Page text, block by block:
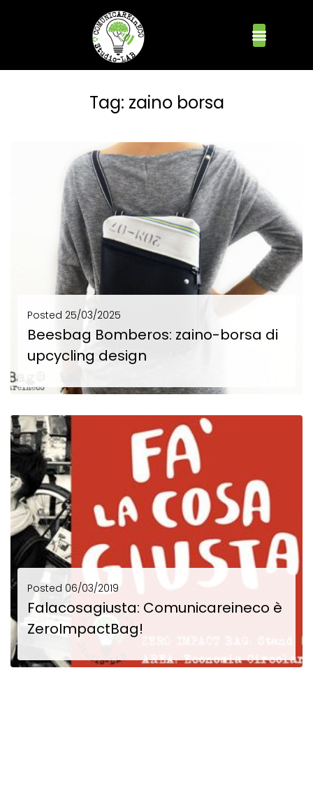
Tag: zaino borsa
Posted 25/03/2025
Beesbag Bomberos: zaino-borsa di
upcycling design
SCOPRI DI PIÙ
Posted 06/03/2019
Falacosagiusta: Comunicareineco è
ZeroImpactBag!
Falacosagiusta: Comunicareineco è ZeroImpactBag! A Fa’ La Cosa Giusta: borse vegan, borse bici e zaini...